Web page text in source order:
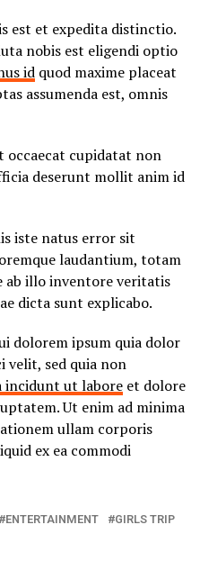
est et expedita distinctio.
nobis est eligendi optio
id quod maxime placeat
assumenda est, omnis
occaecat cupidatat non
deserunt mollit anim id
iste natus error sit
laudantium, totam
ab illo inventore veritatis
dicta sunt explicabo.
dolorem ipsum quia dolor
velit, sed quia non
incidunt ut labore et dolore
Ut enim ad minima
ullam corporis
ex ea commodi
ENTERTAINMENT
GIRLS TRIP